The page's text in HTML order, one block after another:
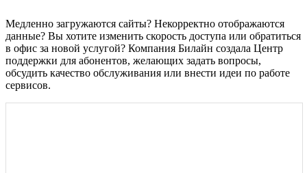
Медленно загружаются сайты? Некорректно отображаются
данные? Вы хотите изменить скорость доступа или обратиться
в офис за новой услугой? Компания Билайн создала Центр
поддержки для абонентов, желающих задать вопросы,
обсудить качество обслуживания или внести идеи по работе
сервисов.